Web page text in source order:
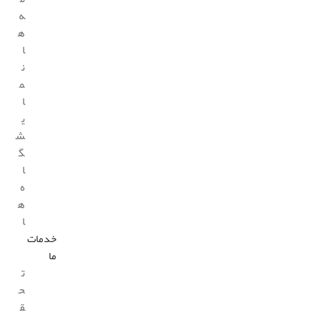
ه
ه
ا
ن
م
ا
ی
ش
گ
ا
ه
ه
ا
خدمات
ما
ت
ح
ق